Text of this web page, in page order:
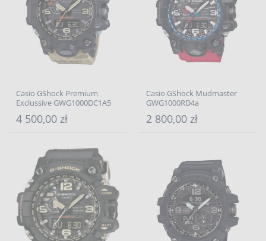
Casio GShock Premium
Exclussive GWG1000DC1A5
4 500,00 zł
Casio GShock Mudmaster
GWG1000RD4a
2 800,00 zł